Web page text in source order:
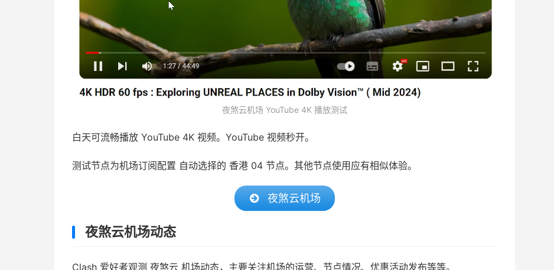
夜煞云机场 YouTube 4K 播放测试
白天可流畅播放 YouTube 4K 视频。YouTube 视频秒开。
测试节点为机场订阅配置 自动选择的 香港 04 节点。其他节点使用应有相似体验。
夜煞云机场
夜煞云机场动态
Clash 爱好者观测 夜煞云 机场动态，主要关注机场的运营、节点情况、优惠活动发布等等。